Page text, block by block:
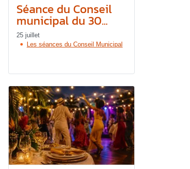
Séance du Conseil
municipal du 30...
25 juillet
Les séances du Conseil Municipal